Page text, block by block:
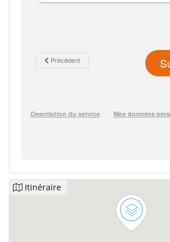
Itinéraire